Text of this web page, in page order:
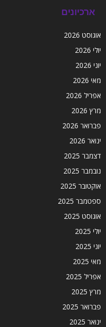
ארכיונים
אוגוסט 2026
יולי 2026
יוני 2026
מאי 2026
אפריל 2026
מרץ 2026
פברואר 2026
ינואר 2026
דצמבר 2025
נובמבר 2025
אוקטובר 2025
ספטמבר 2025
אוגוסט 2025
יולי 2025
יוני 2025
מאי 2025
אפריל 2025
מרץ 2025
פברואר 2025
ינואר 2025